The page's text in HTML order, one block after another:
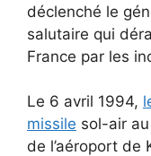
déclenché le
salutaire qui
France par les
Le 6 avril 1994,
missile sol-air
de l’aéroport de